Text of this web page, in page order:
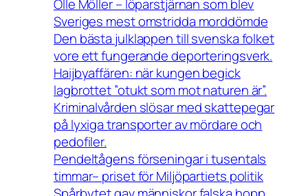
Olle Möller – löparstjärnan som blev
Sveriges mest omstridda morddömde
Den bästa julklappen till svenska folket
vore ett fungerande deporteringsverk.
Haijbyaffären: när kungen begick
lagbrottet ”otukt som mot naturen är”.
Kriminalvården slösar med skattepegar
på lyxiga transporter av mördare och
pedofiler.
Pendeltågens förseningar i tusentals
timmar– priset för Miljöpartiets politik